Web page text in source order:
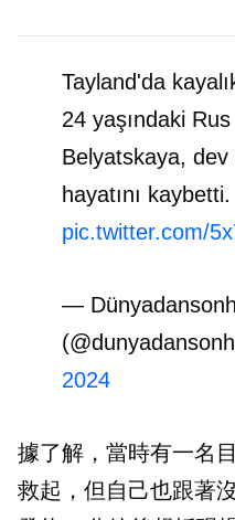
Tayland'da
24 yaşındaki
Belyatskaya, dev
hayatını kaybetti.
pic.twitter.com/
—
2024
據了解，當時有一名
救起，但自己也跟著